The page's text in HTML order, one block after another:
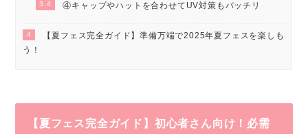
3.4 ④キャップやハットを合わせてUV対策もバッチリ
4
【夏フェス完全ガイド】準備万端で2025年夏フェスを楽しも
う！
【夏フェス完全ガイド】初心者さん向け！必需